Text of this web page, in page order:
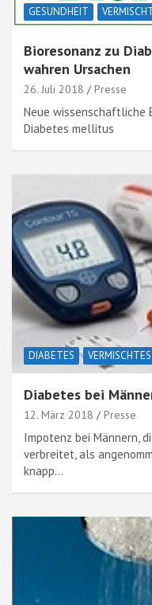
GESUNDHEIT
Bioresonanz zu
wahren Ursachen
26. Juli 2018 Presse
Neue wissenschaftliche
Diabetes mellitus
DIABETES VERMISCHTES
Diabetes bei
12. März 2018 Presse
Impotenz bei Männern,
verbreitet, als
knapp…